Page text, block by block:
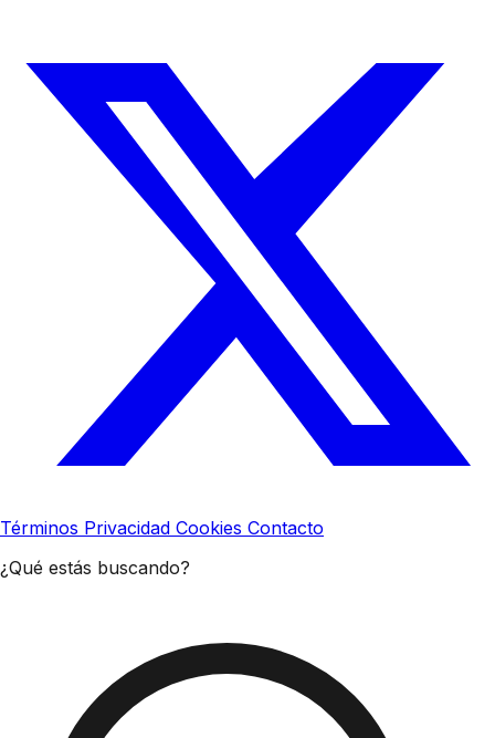
Términos Privacidad Cookies Contacto
¿Qué estás buscando?